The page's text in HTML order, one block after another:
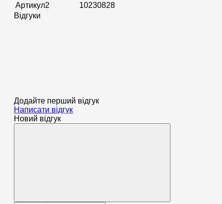
Артикул2
10230828
Відгуки
Додайте перший відгук
Написати відгук
Новий відгук